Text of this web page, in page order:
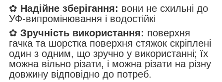
✿ Надійне зберігання: вони не схильні до
УФ-випромінювання і водостійкі
✿ Зручність використання: поверхня
гачка та шорстка поверхня стяжок скріплені
один з одним, що зручно у використанні; їх
можна вільно різати, і можна різати на різну
довжину відповідно до потреб.